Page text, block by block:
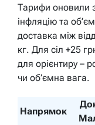
Тарифи оновили
інфляцію та
доставка між
кг. Для сіл +25
для орієнтиру –
чи об’ємна вага.
Напрямок